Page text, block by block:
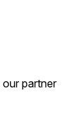
partner